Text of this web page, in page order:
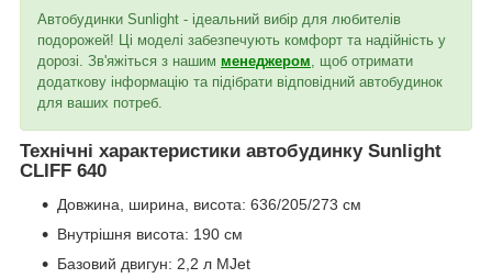
Автобудинки Sunlight - ідеальний вибір для любителів
подорожей! Ці моделі забезпечують комфорт та надійність у
дорозі. Зв'яжіться з нашим менеджером, щоб отримати
додаткову інформацію та підібрати відповідний автобудинок
для ваших потреб.
Технічні характеристики автобудинку Sunlight
CLIFF 640
Довжина, ширина, висота: 636/205/273 см
Внутрішня висота: 190 см
Базовий двигун: 2,2 л MJet